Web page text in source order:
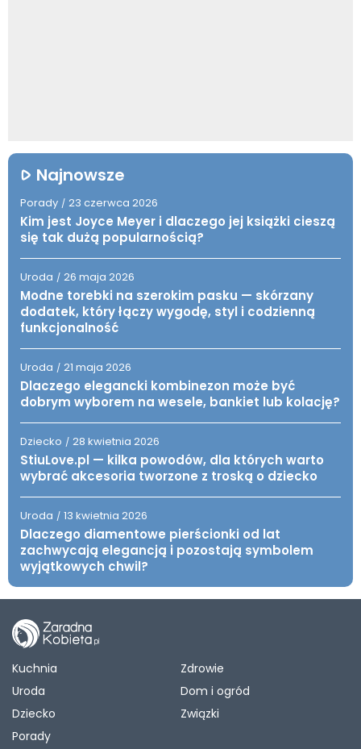
Najnowsze
Porady / 23 czerwca 2026
Kim jest Joyce Meyer i dlaczego jej książki cieszą
się tak dużą popularnością?
Uroda / 26 maja 2026
Modne torebki na szerokim pasku — skórzany
dodatek, który łączy wygodę, styl i codzienną
funkcjonalność
Uroda / 21 maja 2026
Dlaczego elegancki kombinezon może być
dobrym wyborem na wesele, bankiet lub kolację?
Dziecko / 28 kwietnia 2026
StiuLove.pl — kilka powodów, dla których warto
wybrać akcesoria tworzone z troską o dziecko
Uroda / 13 kwietnia 2026
Dlaczego diamentowe pierścionki od lat
zachwycają elegancją i pozostają symbolem
wyjątkowych chwil?
Kuchnia
Zdrowie
Uroda
Dom i ogród
Dziecko
Związki
Porady